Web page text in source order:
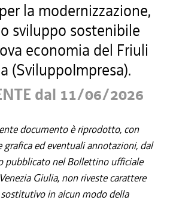
la modernizzazione,
sviluppo sostenibile
economia del Friuli
(SviluppoImpresa).
dal 11/06/2026
documento è riprodotto, con
grafica ed eventuali annotazioni, dal
pubblicato nel Bollettino ufficiale
Giulia, non riveste carattere
in alcun modo della